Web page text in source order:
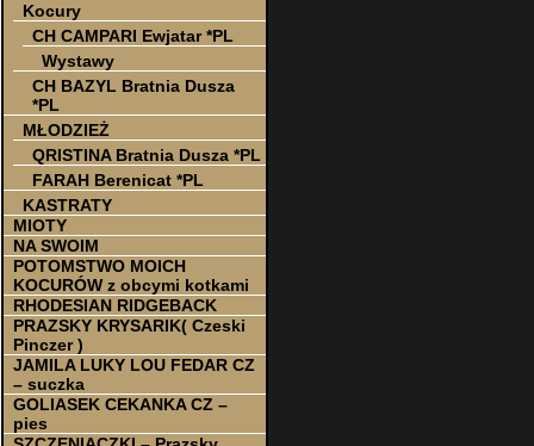
Kocury
CH CAMPARI Ewjatar *PL
Wystawy
CH BAZYL Bratnia Dusza
*PL
MŁODZIEŻ
QRISTINA Bratnia Dusza *PL
FARAH Berenicat *PL
KASTRATY
MIOTY
NA SWOIM
POTOMSTWO MOICH
KOCURÓW z obcymi kotkami
RHODESIAN RIDGEBACK
PRAZSKY KRYSARIK( Czeski
Pinczer )
JAMILA LUKY LOU FEDAR CZ
– suczka
GOLIASEK CEKANKA CZ –
pies